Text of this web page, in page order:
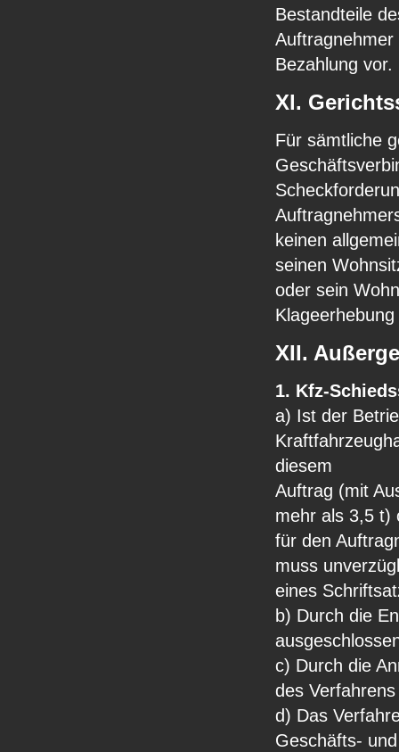
Bestandteile
Bezahlung vor.
Xl.
Für sämtliche
keinen
seinen
oder sein
XII.
1. Kfz-
a) Ist der
diesem
Auftrag (mit
mehr als 3,5 t)
für den
muss
eines
b) Durch die
c) Durch die
des
d) Das
Geschäfts-